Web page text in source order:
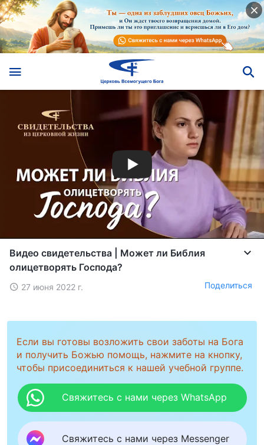
Видео свидетельства | Может ли Библия
олицетворять Господа?
27 июня 2022 г. Поделиться
Если вы готовы возложить свои заботы на Бога
и получить Божью помощь, нажмите на кнопку,
чтобы присоединиться к нашей учебной группе.
Свяжитесь с нами через WhatsApp
Свяжитесь с нами через Messenger